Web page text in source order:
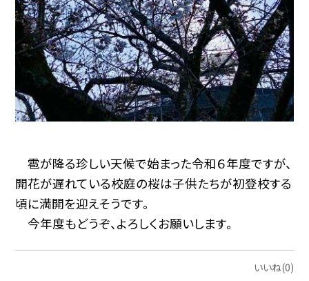
雹が降る珍しい天候で始まった令和６年度ですが、
開花が遅れている校庭の桜は子供たちが初登校する
頃に満開を迎えそうです。
今年度もどうぞ、よろしくお願いします。
いいね(0)